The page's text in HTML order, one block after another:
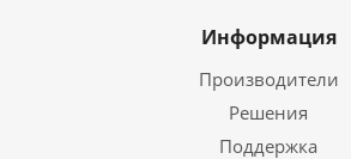
Информация
Производители
Решения
Поддержка